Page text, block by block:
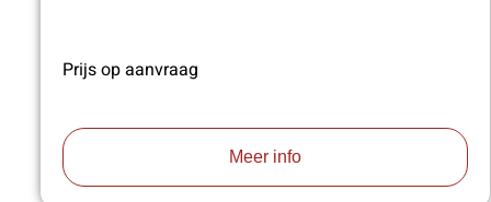
Prijs op aanvraag
Meer info